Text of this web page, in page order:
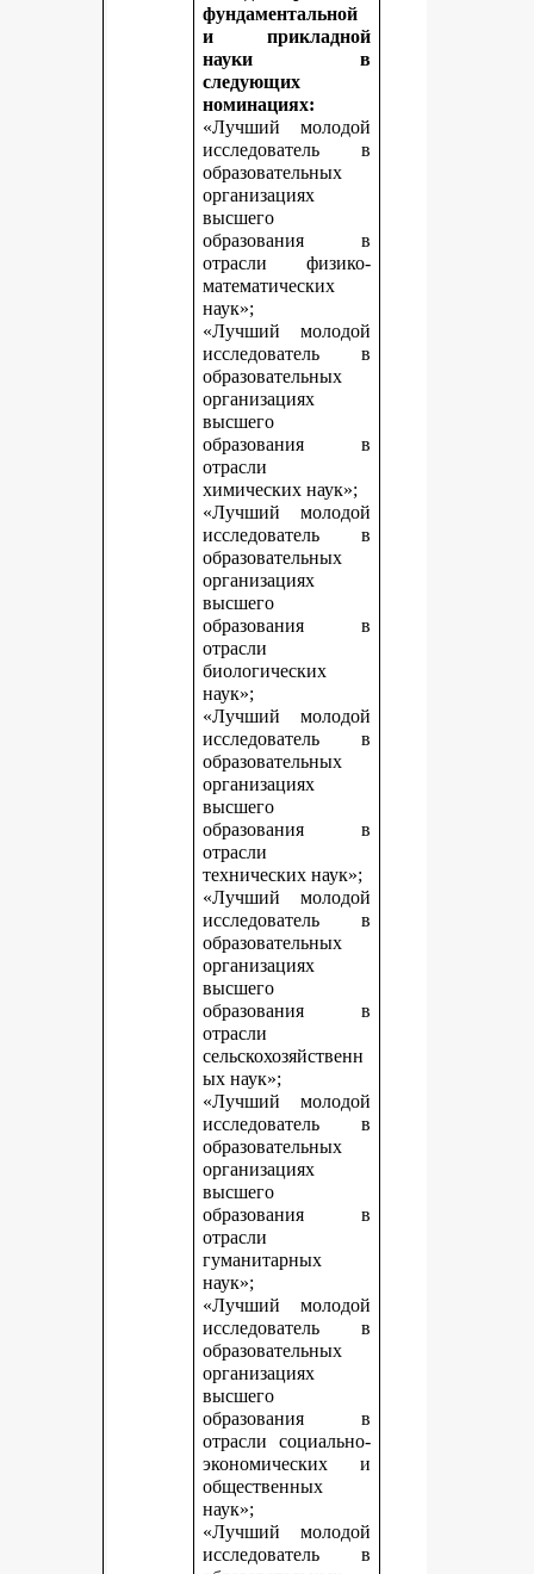
фундаментальной
и прикладной
науки в
следующих
номинациях:
«Лучший молодой
исследователь в
образовательных
организациях
высшего
образования в
отрасли физико-
математических
наук»;
«Лучший молодой
исследователь в
образовательных
организациях
высшего
образования в
отрасли
химических наук»;
«Лучший молодой
исследователь в
образовательных
организациях
высшего
образования в
отрасли
биологических
наук»;
«Лучший молодой
исследователь в
образовательных
организациях
высшего
образования в
отрасли
технических наук»;
«Лучший молодой
исследователь в
образовательных
организациях
высшего
образования в
отрасли
сельскохозяйственн
ых наук»;
«Лучший молодой
исследователь в
образовательных
организациях
высшего
образования в
отрасли
гуманитарных
наук»;
«Лучший молодой
исследователь в
образовательных
организациях
высшего
образования в
отрасли социально-
экономических и
общественных
наук»;
«Лучший молодой
исследователь в